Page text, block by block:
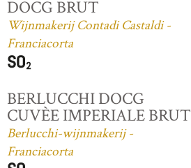
DOCG BRUT
Wijnmakerij Contadi Castaldi -
Franciacorta
BERLUCCHI DOCG
CUVÈE IMPERIALE BRUT
Berlucchi-wijnmakerij -
Franciacorta